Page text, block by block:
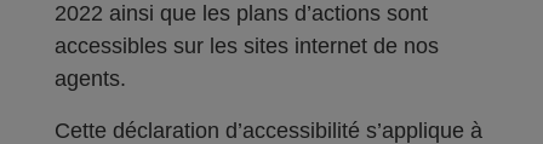
2022 ainsi que les plans d’actions sont
accessibles sur les sites internet de nos
agents.
Cette déclaration d’accessibilité s’applique à